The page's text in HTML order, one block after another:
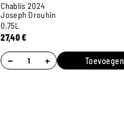
Chablis 2024
Joseph Drouhin
0,75L
27,40€
− + Toevoegen